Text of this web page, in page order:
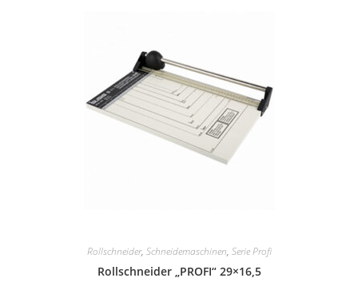
Rollschneider, Schneidemaschinen, Serie Profi
Rollschneider „PROFI“ 29×16,5